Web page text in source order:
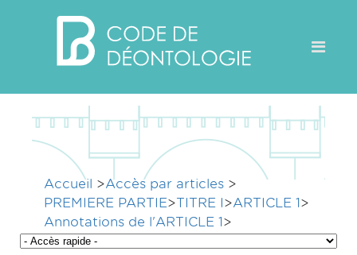
Accueil >Accès par articles >
PREMIERE PARTIE>TITRE I>ARTICLE 1>
Annotations de l'ARTICLE 1>